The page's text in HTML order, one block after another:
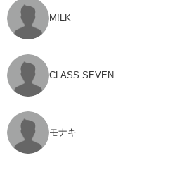
M!LK
CLASS SEVEN
モナキ